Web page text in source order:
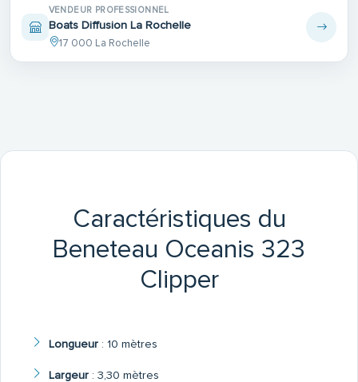
VENDEUR PROFESSIONNEL
Boats Diffusion La Rochelle
17 000 La Rochelle
Caractéristiques du
Beneteau Oceanis 323
Clipper
Longueur: 10 mètres
Largeur: 3,30 mètres